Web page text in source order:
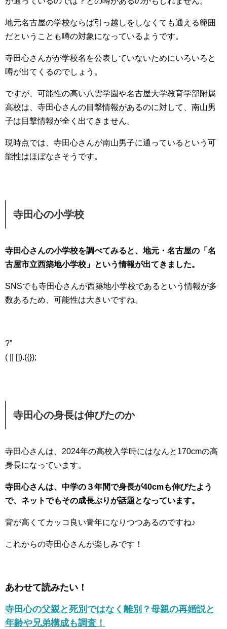
地元名古屋の学校ならば引っ越しをしなくても通える範囲
だということも噂の対象になっているようです。
寺田心さんがが学校名を公表していないためにいろいろと
噂が出てくるのでしょう。
ですが、可能性の高い八雲学園や名古屋大学教育学部附属
高校は、寺田心さんの目撃情報があるのに対して、南山男
子は目撃情報が全く出てきません。
現時点では、寺田心さんが南山男子に通っているという可
能性はほぼなさそうです。
寺田心の小学校
寺田心さんの小学校を調べてみると、地元・名古屋の「名
古屋市立西築地小学校」という情報が出てきました。
SNSでも寺田心さんが西築地小学校であるという情報が多
数あるため、可能性は大きいですね。
?”
( || []).({});
寺田心の身長は伸びたのか
寺田心さんは、2024年の高校入学時にはなんと170cmの高
身長になっています。
寺田心さんは、中学の３年間で身長が40cmも伸びたよう
で、ネットでもその成長ぶりが話題となっています。
背が高くてカッコ良い青年になりつつあるのですね♪
これからの寺田心さんが楽しみです！
あわせて読みたい！
寺田心の父親と死別ではなく離別？母親の再婚説と
年齢や兄弟構成も調査！